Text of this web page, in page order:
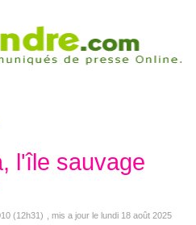
l'île sauvage
(12h31) , mis a jour le lundi 18 août 2025